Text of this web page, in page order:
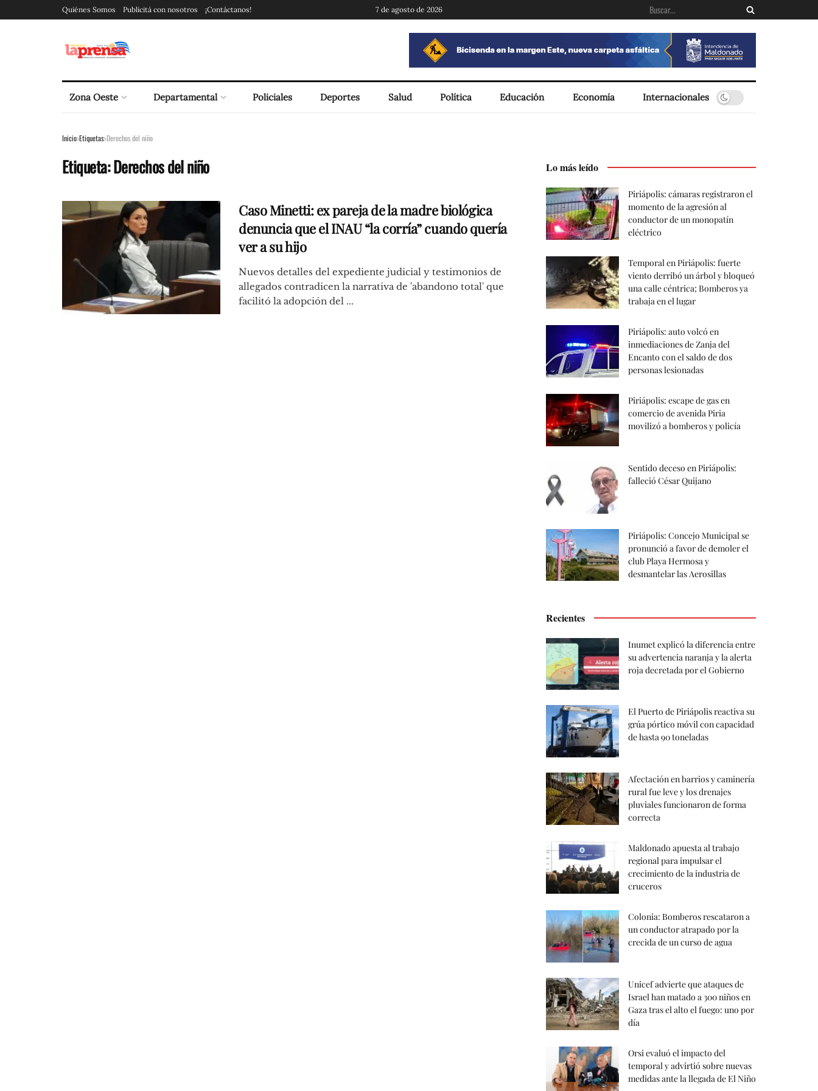
Quiénes Somos Publicitá con nosotros ¡Contáctanos! 7 de agosto de 2026
Zona Oeste Departamental Policiales Deportes Salud Política Educación Economía Internacionales
Inicio Etiquetas Derechos del niño
Etiqueta:Derechos del niño
Caso Minetti: ex pareja de la madre biológica
denuncia que el INAU “la corría” cuando quería
ver a su hijo
Nuevos detalles del expediente judicial y testimonios de
allegados contradicen la narrativa de 'abandono total' que
facilitó la adopción del ...
Lo más leído
Piriápolis: cámaras registraron el
momento de la agresión al
conductor de un monopatín
eléctrico
Temporal en Piriápolis: fuerte
viento derribó un árbol y bloqueó
una calle céntrica; Bomberos ya
trabaja en el lugar
Piriápolis: auto volcó en
inmediaciones de Zanja del
Encanto con el saldo de dos
personas lesionadas
Piriápolis: escape de gas en
comercio de avenida Piria
movilizó a bomberos y policía
Sentido deceso en Piriápolis:
falleció César Quijano
Piriápolis: Concejo Municipal se
pronunció a favor de demoler el
club Playa Hermosa y
desmantelar las Aerosillas
Recientes
Inumet explicó la diferencia entre
su advertencia naranja y la alerta
roja decretada por el Gobierno
El Puerto de Piriápolis reactiva su
grúa pórtico móvil con capacidad
de hasta 90 toneladas
Afectación en barrios y caminería
rural fue leve y los drenajes
pluviales funcionaron de forma
correcta
Maldonado apuesta al trabajo
regional para impulsar el
crecimiento de la industria de
cruceros
Colonia: Bomberos rescataron a
un conductor atrapado por la
crecida de un curso de agua
Unicef advierte que ataques de
Israel han matado a 300 niños en
Gaza tras el alto el fuego: uno por
día
Orsi evaluó el impacto del
temporal y advirtió sobre nuevas
medidas ante la llegada de El Niño